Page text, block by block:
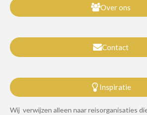
Over ons
Contact
Inspiratie
Wij verwijzen alleen naar reisorganisaties